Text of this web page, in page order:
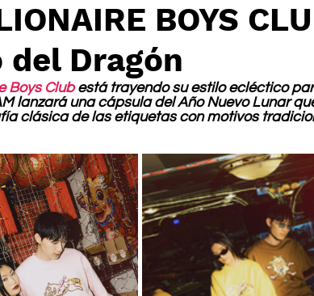
BOYS
del Dragón
Boys Club está trayendo su estilo ecléctico
lanzará una cápsula del Año Nuevo Lunar
clásica de las etiquetas con motivos